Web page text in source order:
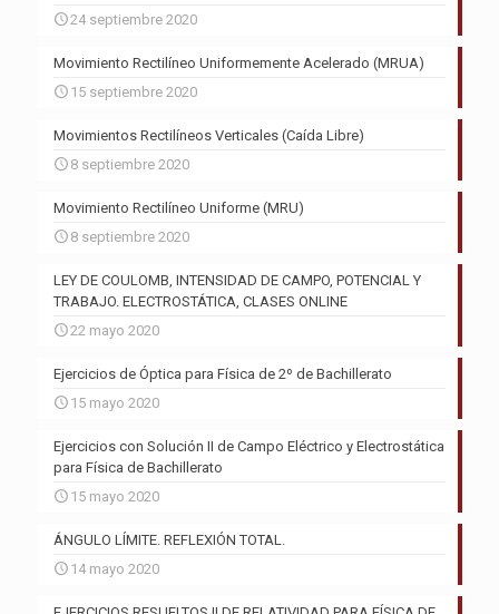
24 septiembre 2020
Movimiento Rectilíneo Uniformemente Acelerado (MRUA)
15 septiembre 2020
Movimientos Rectilíneos Verticales (Caída Libre)
8 septiembre 2020
Movimiento Rectilíneo Uniforme (MRU)
8 septiembre 2020
LEY DE COULOMB, INTENSIDAD DE CAMPO, POTENCIAL Y
TRABAJO. ELECTROSTÁTICA, CLASES ONLINE
22 mayo 2020
Ejercicios de Óptica para Física de 2º de Bachillerato
15 mayo 2020
Ejercicios con Solución II de Campo Eléctrico y Electrostática
para Física de Bachillerato
15 mayo 2020
ÁNGULO LÍMITE. REFLEXIÓN TOTAL.
14 mayo 2020